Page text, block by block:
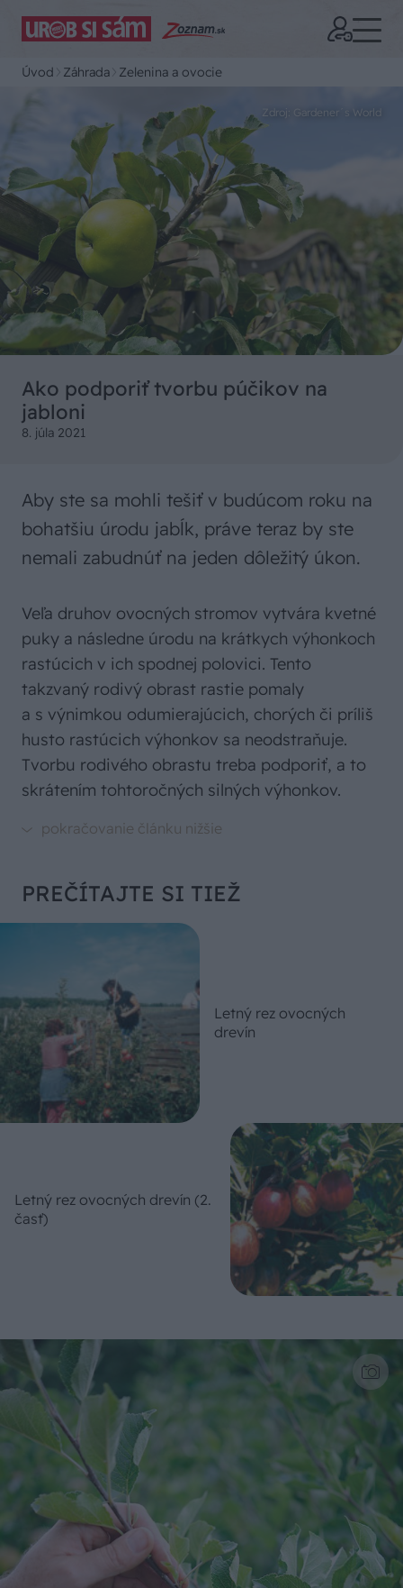
Úvod Záhrada Zelenina a ovocie
Zdroj: Gardener´s World
Ako podporiť tvorbu púčikov na
jabloni
8. júla 2021
Aby ste sa mohli tešiť v budúcom roku na
bohatšiu úrodu jabĺk, práve teraz by ste
nemali zabudnúť na jeden dôležitý úkon.
Veľa druhov ovocných stromov vytvára kvetné
puky a následne úrodu na krátkych výhonkoch
rastúcich v ich spodnej polovici. Tento
takzvaný rodivý obrast rastie pomaly
a s výnimkou odumierajúcich, chorých či príliš
husto rastúcich výhonkov sa neodstraňuje.
Tvorbu rodivého obrastu treba podporiť, a to
skrátením tohtoročných silných výhonkov.
PREČÍTAJTE SI TIEŽ
Letný rez ovocných
drevín
Letný rez ovocných drevín (2.
časť)